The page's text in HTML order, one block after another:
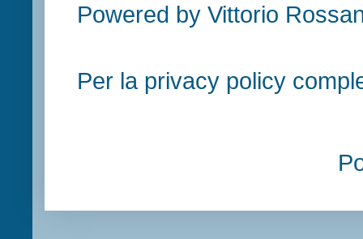
Powered by Vittorio
Per la privacy policy